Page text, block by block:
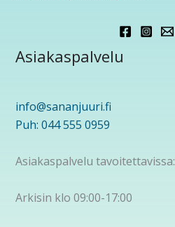
Asiakaspalvelu
info@sananjuuri.fi
Puh: 044 555 0959
Asiakaspalvelu tavoitettavissa:
Arkisin klo 09:00-17:00